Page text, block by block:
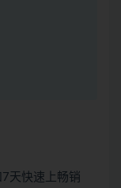
天快速上畅销